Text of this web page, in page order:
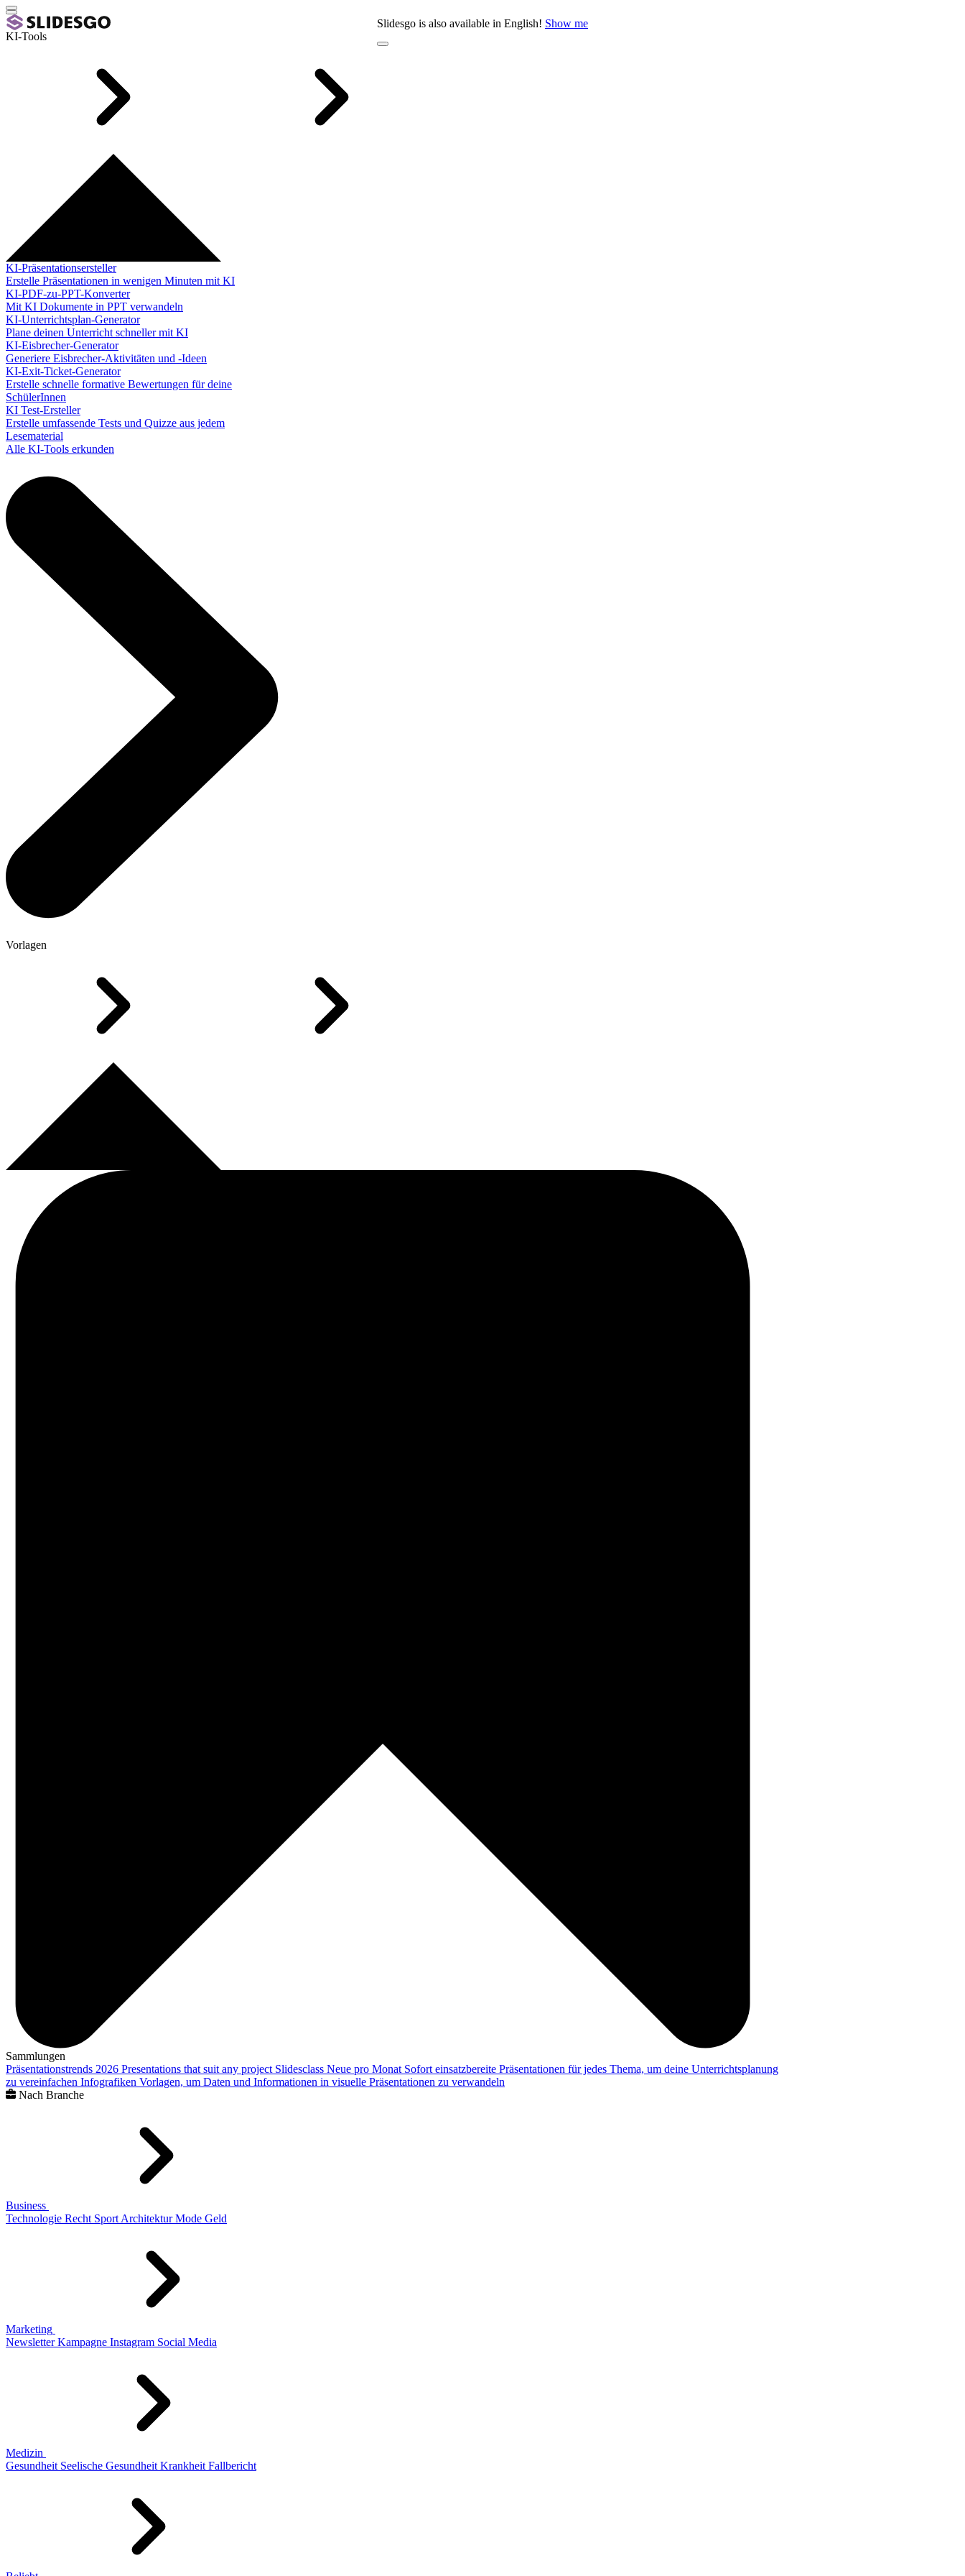
Slidesgo is also available in English! Show me
KI-Tools
KI-Präsentationsersteller
Erstelle Präsentationen in wenigen Minuten mit KI
KI-PDF-zu-PPT-Konverter
Mit KI Dokumente in PPT verwandeln
KI-Unterrichtsplan-Generator
Plane deinen Unterricht schneller mit KI
KI-Eisbrecher-Generator
Generiere Eisbrecher-Aktivitäten und -Ideen
KI-Exit-Ticket-Generator
Erstelle schnelle formative Bewertungen für deine
SchülerInnen
KI Test-Ersteller
Erstelle umfassende Tests und Quizze aus jedem
Lesematerial
Alle KI-Tools erkunden
Vorlagen
Sammlungen
Präsentationstrends 2026 Presentations that suit any project Slidesclass Neue pro Monat Sofort einsatzbereite Präsentationen für jedes Thema, um deine Unterrichtsplanung
zu vereinfachen Infografiken Vorlagen, um Daten und Informationen in visuelle Präsentationen zu verwandeln
Nach Branche
Business
Technologie Recht Sport Architektur Mode Geld
Marketing
Newsletter Kampagne Instagram Social Media
Medizin
Gesundheit Seelische Gesundheit Krankheit Fallbericht